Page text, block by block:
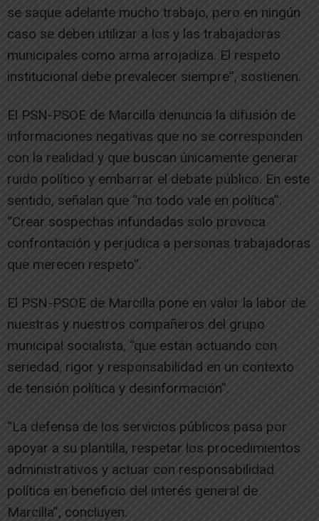
se saque adelante mucho trabajo, pero en ningún
caso se deben utilizar a los y las trabajadoras
municipales como arma arrojadiza. El respeto
institucional debe prevalecer siempre”, sostienen.
El PSN-PSOE de Marcilla denuncia la difusión de
informaciones negativas que no se corresponden
con la realidad y que buscan únicamente generar
ruido político y embarrar el debate público. En este
sentido, señalan que “no todo vale en política”.
“Crear sospechas infundadas solo provoca
confrontación y perjudica a personas trabajadoras
que merecen respeto”.
El PSN-PSOE de Marcilla pone en valor la labor de
nuestras y nuestros compañeros del grupo
municipal socialista, “que están actuando con
seriedad, rigor y responsabilidad en un contexto
de tensión política y desinformación”.
“La defensa de los servicios públicos pasa por
apoyar a su plantilla, respetar los procedimientos
administrativos y actuar con responsabilidad
política en beneficio del interés general de
Marcilla”, concluyen.